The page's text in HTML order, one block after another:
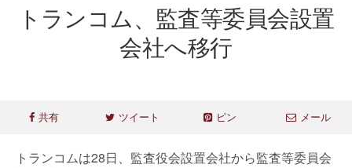
トランコム、監査等委員会設置
会社へ移行
共有 ツイート ピン メール
トランコムは28日、監査役会設置会社から監査等委員会